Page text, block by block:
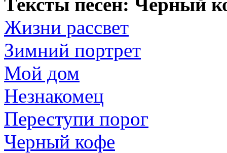
Жизни рассвет
Зимний портрет
Мой дом
Незнакомец
Переступи порог
Черный кофе